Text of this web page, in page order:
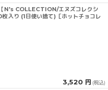
N's COLLECTION/エヌズコレクシ
入り (1日使い捨て)［ホットチョコレ
3,520 円 (税込)